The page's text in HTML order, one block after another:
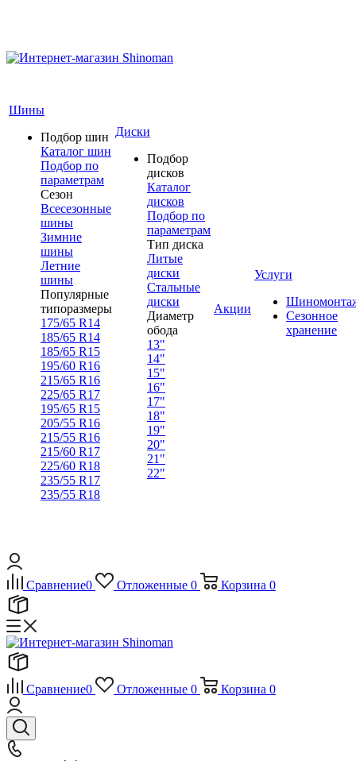
Шины
Подбор шин
Каталог шин
Подбор по
параметрам
Сезон
Всесезонные
шины
Зимние
шины
Летние
шины
Популярные
типоразмеры
175/65 R14
185/65 R14
185/65 R15
195/60 R16
215/65 R16
225/65 R17
195/65 R15
205/55 R16
215/55 R16
215/60 R17
225/60 R18
235/55 R17
235/55 R18
Диски
Подбор
дисков
Каталог
дисков
Подбор по
параметрам
Тип диска
Литые
диски
Стальные
диски
Диаметр
обода
13"
14"
15"
16"
17"
18"
19"
20"
21"
22"
Акции
Услуги
Сезонное
хранение
Сравнение0 Отложенные 0 Корзина 0
Сравнение0 Отложенные 0 Корзина 0